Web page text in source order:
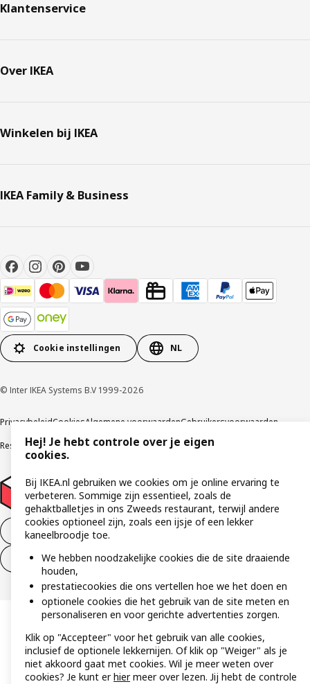
Klantenservice
Over IKEA
Winkelen bij IKEA
IKEA Family & Business
Cookie instellingen NL
© Inter IKEA Systems B.V 1999-2026
PrivacybeleidCookiesAlgemene voorwaardenGebruikersvoorwaarden
Responsible Disclosure ProgramVerklaring digitale toegankelijkheid
Aankoop product ontbinden
Ontbinding van je aankoop (diensten)
Hej! Je hebt controle over je eigen
cookies.
Bij IKEA.nl gebruiken we cookies om je online ervaring te
verbeteren. Sommige zijn essentieel, zoals de
gehaktballetjes in ons Zweeds restaurant, terwijl andere
cookies optioneel zijn, zoals een ijsje of een lekker
kaneelbroodje toe.
We hebben noodzakelijke cookies die de site draaiende
houden,
prestatiecookies die ons vertellen hoe we het doen en
optionele cookies die het gebruik van de site meten en
personaliseren en voor gerichte advertenties zorgen.
Klik op "Accepteer" voor het gebruik van alle cookies,
inclusief de optionele lekkernijen. Of klik op "Weiger" als je
niet akkoord gaat met cookies. Wil je meer weten over
cookies? Je kunt erhiermeer over lezen. Jij hebt de controle